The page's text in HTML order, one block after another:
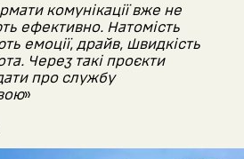
комунікації вже не
ефективно. Натомість
емоції, драйв, швидкість
Через такі проєкти
про службу
»